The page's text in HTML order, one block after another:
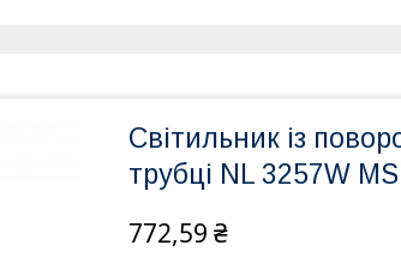
Світильник із
трубці NL 3257W
772,59 ₴